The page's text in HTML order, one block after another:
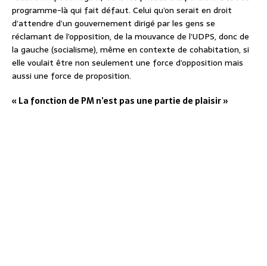
programme-là qui fait défaut. Celui qu’on serait en droit
d’attendre d’un gouvernement dirigé par les gens se
réclamant de l’opposition, de la mouvance de l’UDPS, donc de
la gauche (socialisme), même en contexte de cohabitation, si
elle voulait être non seulement une force d’opposition mais
aussi une force de proposition.
« La fonction de PM n’est pas une partie de plaisir »